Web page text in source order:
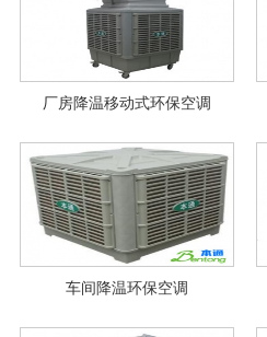
厂房降温移动式环保空调
车间降温环保空调